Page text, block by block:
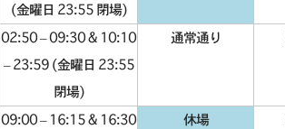
(金曜日 23:55 閉場)
02:50 – 09:30 & 10:10
– 23:59 (金曜日 23:55
閉場)
通常通り
09:00 – 16:15 & 16:30
休場